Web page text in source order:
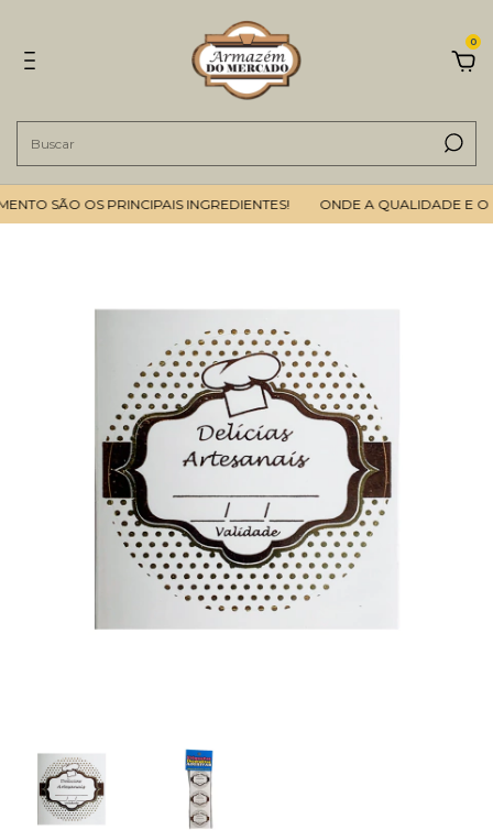
0
SÃO OS PRINCIPAIS INGREDIENTES! ONDE A QUALIDADE E O